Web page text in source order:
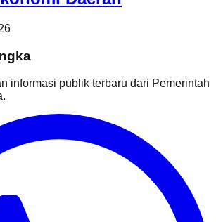
informasi publik terbaru dari Pemerintah
.